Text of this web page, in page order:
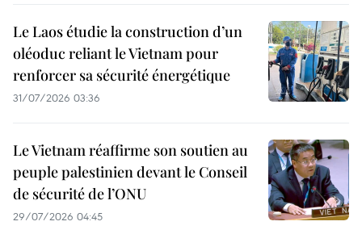
Le Laos étudie la construction d’un
oléoduc reliant le Vietnam pour
renforcer sa sécurité énergétique
31/07/2026 03:36
Le Vietnam réaffirme son soutien au
peuple palestinien devant le Conseil
de sécurité de l’ONU
29/07/2026 04:45